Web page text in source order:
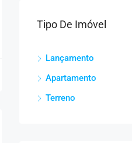
Tipo De Imóvel
Lançamento
Apartamento
Terreno